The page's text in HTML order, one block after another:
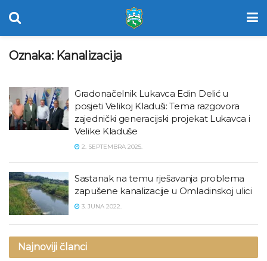
Oznaka: Kanalizacija
Gradonačelnik Lukavca Edin Delić u
posjeti Velikoj Kladuši: Tema razgovora
zajednički generacijski projekat Lukavca i
Velike Kladuše
2. SEPTEMBRA 2025.
Sastanak na temu rješavanja problema
zapušene kanalizacije u Omladinskoj ulici
3. JUNA 2022.
Najnoviji članci